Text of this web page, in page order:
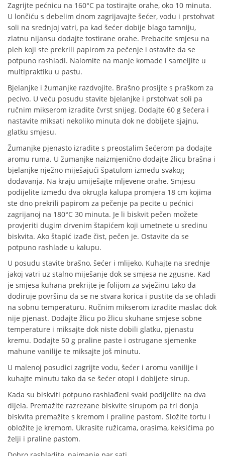
Zagrijte pećnicu na 160°C pa tostirajte orahe, oko 10 minuta.
U lončiću s debelim dnom zagrijavajte šećer, vodu i prstohvat
soli na srednjoj vatri, pa kad šećer dobije blago tamniju,
zlatnu nijansu dodajte tostirane orahe. Prebacite smjesu na
pleh koji ste prekrili papirom za pečenje i ostavite da se
potpuno rashladi. Nalomite na manje komade i sameljite u
multipraktiku u pastu.
Bjelanjke i žumanjke razdvojite. Brašno prosijte s praškom za
pecivo. U veću posudu stavite bjelanjke i prstohvat soli pa
ručnim mikserom izradite čvrst snijeg. Dodajte 60 g šećera i
nastavite miksati nekoliko minuta dok ne dobijete sjajnu,
glatku smjesu.
Žumanjke pjenasto izradite s preostalim šećerom pa dodajte
aromu ruma. U žumanjke naizmjenično dodajte žlicu brašna i
bjelanjke nježno miješajući špatulom između svakog
dodavanja. Na kraju umiješajte mljevene orahe. Smjesu
podijelite između dva okrugla kalupa promjera 18 cm kojima
ste dno prekrili papirom za pečenje pa pecite u pećnici
zagrijanoj na 180°C 30 minuta. Je li biskvit pečen možete
provjeriti dugim drvenim štapićem koji umetnete u sredinu
biskvita. Ako štapić izađe čist, pečen je. Ostavite da se
potpuno rashlade u kalupu.
U posudu stavite brašno, šećer i mlijeko. Kuhajte na srednje
jakoj vatri uz stalno miješanje dok se smjesa ne zgusne. Kad
je smjesa kuhana prekrijte je folijom za svježinu tako da
dodiruje površinu da se ne stvara korica i pustite da se ohladi
na sobnu temperaturu. Ručnim mikserom izradite maslac dok
nije pjenast. Dodajte žlicu po žlicu skuhane smjese sobne
temperature i miksajte dok niste dobili glatku, pjenastu
kremu. Dodajte 50 g praline paste i ostrugane sjemenke
mahune vanilije te miksajte još minutu.
U malenoj posudici zagrijte vodu, šećer i aromu vanilije i
kuhajte minutu tako da se šećer otopi i dobijete sirup.
Kada su biskviti potpuno rashlađeni svaki podijelite na dva
dijela. Premažite razrezane biskvite sirupom pa tri donja
biskvita premažite s kremom i praline pastom. Složite tortu i
obložite je kremom. Ukrasite ružicama, orasima, keksićima po
želji i praline pastom.